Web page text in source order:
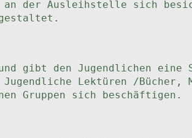
an der Ausleihstelle sich
gibt den Jugendlichen eine
Lektüren /Bücher,
Gruppen sich beschäftigen.